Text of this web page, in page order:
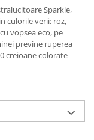
Sparkle,
culorile verii: roz,
vopsea eco, pe
previne ruperea
creioane colorate